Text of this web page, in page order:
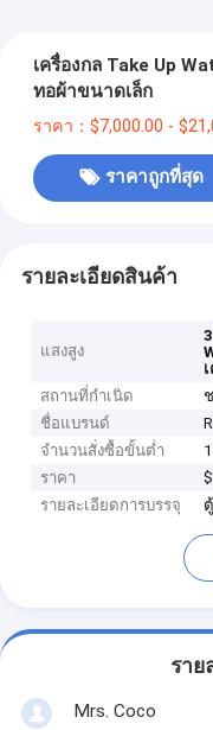
เครื่องกล Take Up
ทอผ้าขนาดเล็ก
ราคา：$7,000.00 -
ราคาถูกที่สุด
รายละเอียดสินค้า
แสงสูง
สถานที่กำเนิด
ชื่อแบรนด์
จำนวนสั่งซื้อขั้นต่ำ
ราคา
รายละเอียดการบรรจุ
ราย
Mrs. Coco